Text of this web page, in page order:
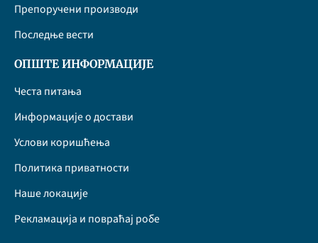
Препоручени производи
Последње вести
ОПШТЕ ИНФОРМАЦИЈЕ
Честа питања
Информације о достави
Услови коришћења
Политика приватности
Наше локације
Рекламација и повраћај робе